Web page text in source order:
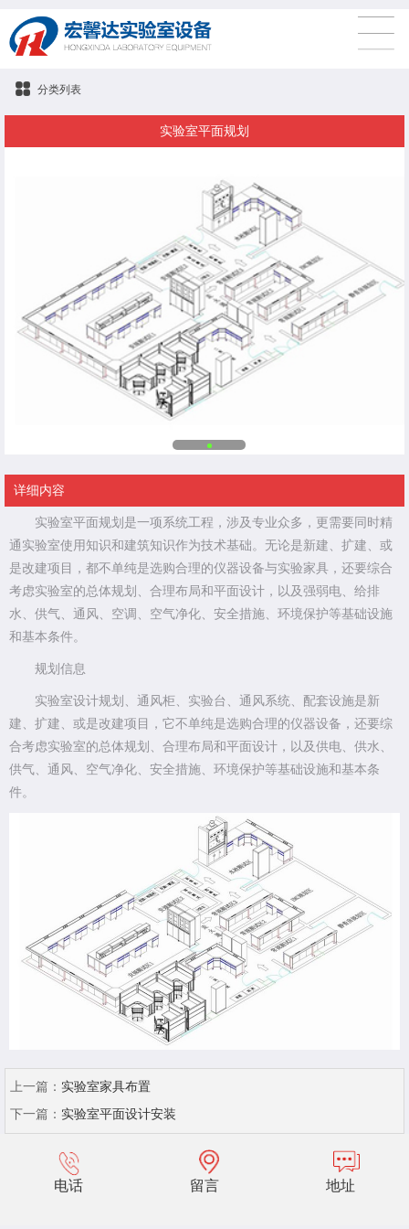
分类列表
实验室平面规划
详细内容
实验室平面规划是一项系统工程，涉及专业众多，更需要同时精
通实验室使用知识和建筑知识作为技术基础。无论是新建、扩建、或
是改建项目，都不单纯是选购合理的仪器设备与实验家具，还要综合
考虑实验室的总体规划、合理布局和平面设计，以及强弱电、给排
水、供气、通风、空调、空气净化、安全措施、环境保护等基础设施
和基本条件。
规划信息
实验室设计规划、通风柜、实验台、通风系统、配套设施是新
建、扩建、或是改建项目，它不单纯是选购合理的仪器设备，还要综
合考虑实验室的总体规划、合理布局和平面设计，以及供电、供水、
供气、通风、空气净化、安全措施、环境保护等基础设施和基本条
件。
上一篇： 实验室家具布置
下一篇： 实验室平面设计安装
电话 留言 地址